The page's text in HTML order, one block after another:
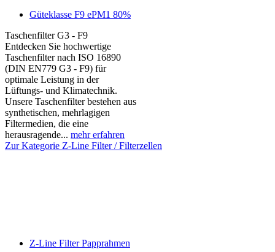
Güteklasse F9 ePM1 80%
Taschenfilter G3 - F9
Entdecken Sie hochwertige
Taschenfilter nach ISO 16890
(DIN EN779 G3 - F9) für
optimale Leistung in der
Lüftungs- und Klimatechnik.
Unsere Taschenfilter bestehen aus
synthetischen, mehrlagigen
Filtermedien, die eine
herausragende... mehr erfahren
Zur Kategorie Z-Line Filter / Filterzellen
Z-Line Filter Papprahmen